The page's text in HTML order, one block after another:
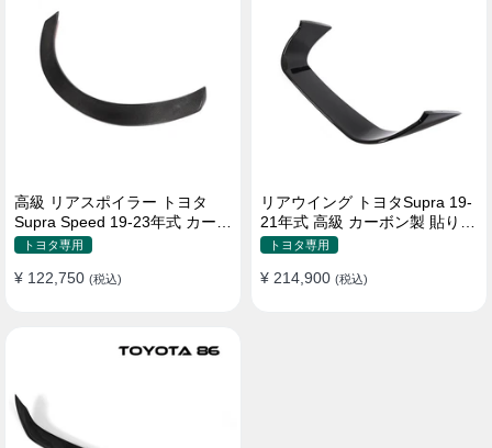
高級 リアスポイラー トヨタ
Supra Speed 19-23年式 カーボ
ン製 貼り付け装着
トヨタ専用
¥ 122,750 (税込)
リアウイング トヨタSupra 19-
21年式 高級 カーボン製 貼り付
け装着
トヨタ専用
¥ 214,900 (税込)